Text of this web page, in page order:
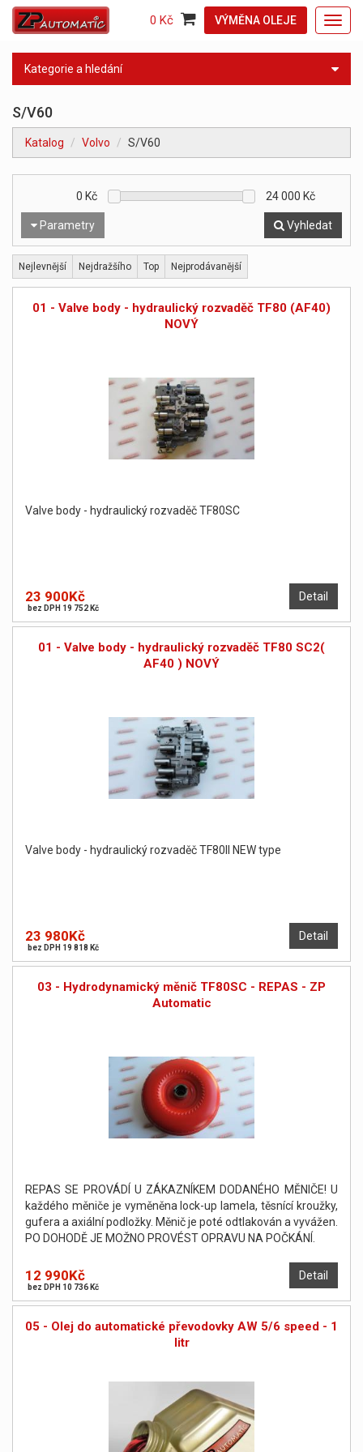
VÝMĚNA OLEJE
0 Kč
Kategorie a hledání
S/V60
Katalog Volvo S/V60
Parametry
0 Kč 24 000 Kč
Vyhledat
Nejlevnější Nejdražšího Top Nejprodávanější
01 - Valve body - hydraulický rozvaděč TF80 (AF40)
NOVÝ
Valve body - hydraulický rozvaděč TF80SC
Detail
23 900Kč
bez DPH 19 752 Kč
01 - Valve body - hydraulický rozvaděč TF80 SC2(
AF40 ) NOVÝ
Valve body - hydraulický rozvaděč TF80II NEW type
Detail
23 980Kč
bez DPH 19 818 Kč
03 - Hydrodynamický měnič TF80SC - REPAS - ZP
Automatic
REPAS SE PROVÁDÍ U ZÁKAZNÍKEM DODANÉHO MĚNIČE! U
každého měniče je vyměněna lock-up lamela, těsnící kroužky,
gufera a axiální podložky. Měnič je poté odtlakován a vyvážen.
PO DOHODĚ JE MOŽNO PROVÉST OPRAVU NA POČKÁNÍ.
Detail
12 990Kč
bez DPH 10 736 Kč
05 - Olej do automatické převodovky AW 5/6 speed - 1
litr